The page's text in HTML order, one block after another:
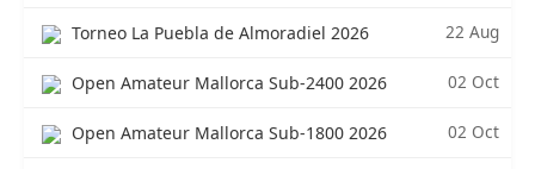
Torneo La Puebla de Almoradiel 2026 22 Aug
Open Amateur Mallorca Sub-2400 2026 02 Oct
Open Amateur Mallorca Sub-1800 2026 02 Oct